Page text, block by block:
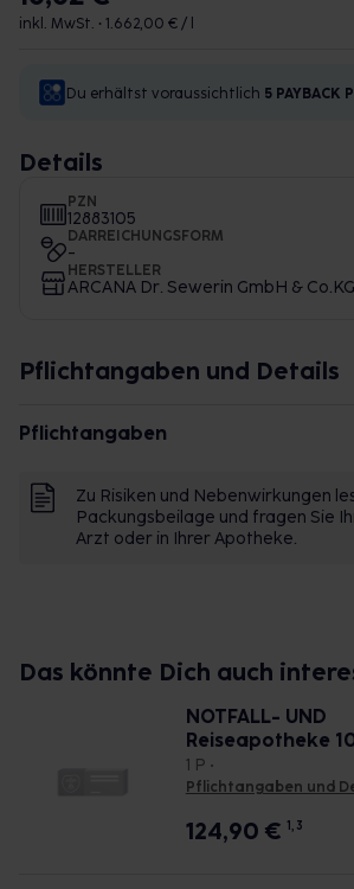
inkl. MwSt. • 1.662,00 € / l
Du erhältst voraussichtlich 5 PAYBACK
Details
PZN
12883105
DARREICHUNGSFORM
-
HERSTELLER
ARCANA Dr. Sewerin GmbH & Co.KG
Pflichtangaben und Details
Pflichtangaben
Zu Risiken und Nebenwirkungen
Packungsbeilage und fragen Sie
Arzt oder in Ihrer Apotheke.
Das könnte Dich auch
NOTFALL- UND
Reiseapotheke
1 P •
Pflichtangaben und
124,90 € 1, 3